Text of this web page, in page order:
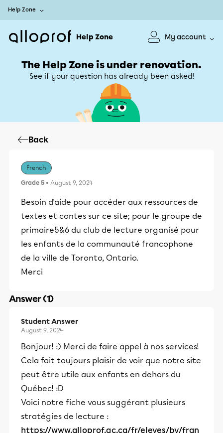
Help Zone
Help Zone My account
The Help Zone is under renovation.
See if your question has already been asked!
Back
French
Grade 5 • August 9, 2024
Besoin d'aide pour accéder aux ressources de
textes et contes sur ce site; pour le groupe de
primaire5&6 du club de lecture organisé pour
les enfants de la communauté francophone
de la ville de Toronto, Ontario.
Merci
Answer (1)
Student Answer
August 9, 2024
Bonjour! :) Merci de faire appel à nos services!
Cela fait toujours plaisir de voir que notre site
peut être utile aux enfants en dehors du
Québec! :D
Voici notre fiche vous suggérant plusieurs
stratégies de lecture :
https://www.alloprof.qc.ca/fr/eleves/bv/fran